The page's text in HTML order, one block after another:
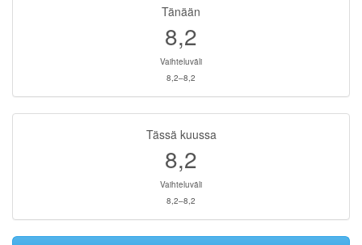
Tänään
8,2
Vaihteluväli
8,2–8,2
Tässä kuussa
8,2
Vaihteluväli
8,2–8,2